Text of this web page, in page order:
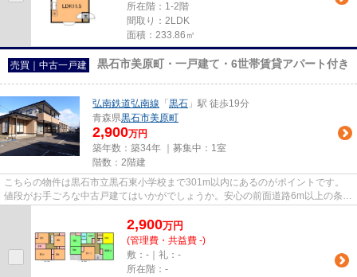
所在階：1-2階
間取り：2LDK
面積：233.86㎡
売買｜中古一戸建 黒石市美原町・一戸建て・6世帯賃貸アパート付き
弘南鉄道弘南線 「 黒石 」駅 徒歩19分
青森県黒石市美原町
2,900万円
築年数：築34年 ｜募集中： 1室
階数：2階建
こちらの物件は黒石市立黒石東小学校まで301m以内にあるのがポイントです。
値段がお手ごろな中古戸建てはいかがでしょうか。安心の前面道路6m以上の条件
2,900万円
(管理費・共益費 -)
敷：-｜礼：-
所在階：-